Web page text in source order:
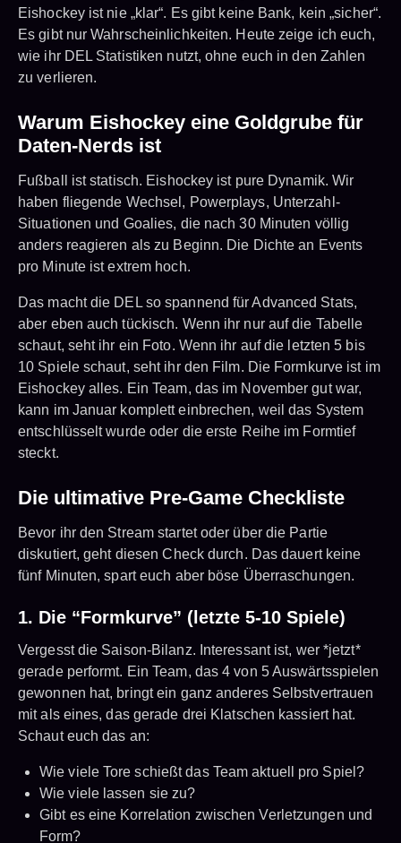
Eishockey ist nie „klar“. Es gibt keine Bank, kein „sicher“.
Es gibt nur Wahrscheinlichkeiten. Heute zeige ich euch,
wie ihr DEL Statistiken nutzt, ohne euch in den Zahlen
zu verlieren.
Warum Eishockey eine Goldgrube für
Daten-Nerds ist
Fußball ist statisch. Eishockey ist pure Dynamik. Wir
haben fliegende Wechsel, Powerplays, Unterzahl-
Situationen und Goalies, die nach 30 Minuten völlig
anders reagieren als zu Beginn. Die Dichte an Events
pro Minute ist extrem hoch.
Das macht die DEL so spannend für Advanced Stats,
aber eben auch tückisch. Wenn ihr nur auf die Tabelle
schaut, seht ihr ein Foto. Wenn ihr auf die letzten 5 bis
10 Spiele schaut, seht ihr den Film. Die Formkurve ist im
Eishockey alles. Ein Team, das im November gut war,
kann im Januar komplett einbrechen, weil das System
entschlüsselt wurde oder die erste Reihe im Formtief
steckt.
Die ultimative Pre-Game Checkliste
Bevor ihr den Stream startet oder über die Partie
diskutiert, geht diesen Check durch. Das dauert keine
fünf Minuten, spart euch aber böse Überraschungen.
1. Die “Formkurve” (letzte 5-10 Spiele)
Vergesst die Saison-Bilanz. Interessant ist, wer *jetzt*
gerade performt. Ein Team, das 4 von 5 Auswärtsspielen
gewonnen hat, bringt ein ganz anderes Selbstvertrauen
mit als eines, das gerade drei Klatschen kassiert hat.
Schaut euch das an:
Wie viele Tore schießt das Team aktuell pro Spiel?
Wie viele lassen sie zu?
Gibt es eine Korrelation zwischen Verletzungen und
Form?